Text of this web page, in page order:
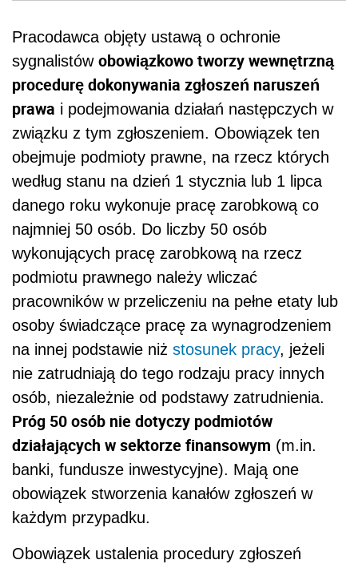
Pracodawca objęty ustawą o ochronie
sygnalistów obowiązkowo tworzy wewnętrzną
procedurę dokonywania zgłoszeń naruszeń
prawa i podejmowania działań następczych w
związku z tym zgłoszeniem. Obowiązek ten
obejmuje podmioty prawne, na rzecz których
według stanu na dzień 1 stycznia lub 1 lipca
danego roku wykonuje pracę zarobkową co
najmniej 50 osób. Do liczby 50 osób
wykonujących pracę zarobkową na rzecz
podmiotu prawnego należy wliczać
pracowników w przeliczeniu na pełne etaty lub
osoby świadczące pracę za wynagrodzeniem
na innej podstawie niż stosunek pracy, jeżeli
nie zatrudniają do tego rodzaju pracy innych
osób, niezależnie od podstawy zatrudnienia.
Próg 50 osób nie dotyczy podmiotów
działających w sektorze finansowym (m.in.
banki, fundusze inwestycyjne). Mają one
obowiązek stworzenia kanałów zgłoszeń w
każdym przypadku.
Obowiązek ustalenia procedury zgłoszeń